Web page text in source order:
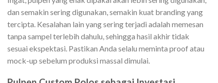
dan semakin sering digunakan, semakin kuat branding yang
tercipta. Kesalahan lain yang sering terjadi adalah memesan
tanpa sampel terlebih dahulu, sehingga hasil akhir tidak
sesuai ekspektasi. Pastikan Anda selalu meminta proof atau
mock-up sebelum produksi massal dimulai.